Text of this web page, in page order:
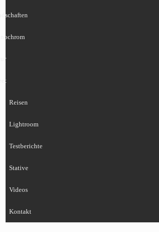
Reisen
Lightroom
Testberichte
Stative
Videos
Kontakt